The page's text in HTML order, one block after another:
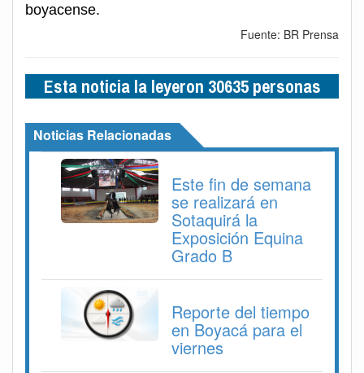
boyacense.
Fuente: BR Prensa
Esta noticia la leyeron 30635 personas
Noticias Relacionadas
Este fin de semana
se realizará en
Sotaquirá la
Exposición Equina
Grado B
Reporte del tiempo
en Boyacá para el
viernes